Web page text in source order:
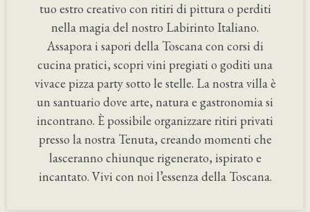
tuo estro creativo con ritiri di pittura o perditi
nella magia del nostro Labirinto Italiano.
Assapora i sapori della Toscana con corsi di
cucina pratici, scopri vini pregiati o goditi una
vivace pizza party sotto le stelle. La nostra villa è
un santuario dove arte, natura e gastronomia si
incontrano. È possibile organizzare ritiri privati
presso la nostra Tenuta, creando momenti che
lasceranno chiunque rigenerato, ispirato e
incantato. Vivi con noi l’essenza della Toscana.